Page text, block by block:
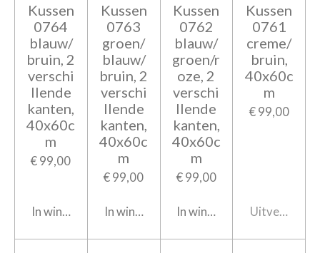
Kussen
0764
blauw/
bruin, 2
verschi
llende
kanten,
40x60c
m
€ 99,00
In winkelwagen
Kussen
0763
groen/
blauw/
bruin, 2
verschi
llende
kanten,
40x60c
m
€ 99,00
In winkelwagen
Kussen
0762
blauw/
groen/r
oze, 2
verschi
llende
kanten,
40x60c
m
€ 99,00
In winkelwagen
Kussen
0761
creme/
bruin,
40x60c
m
€ 99,00
Uitverkocht